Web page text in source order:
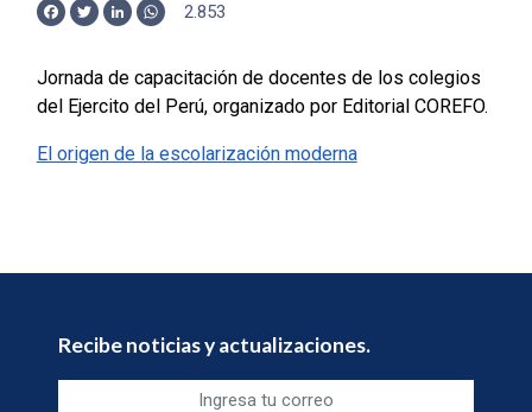
Facebook
TwitterLinkedInWhatsApp
2.853
Jornada de capacitación de docentes de los colegios
del Ejercito del Perú, organizado por Editorial COREFO.
El origen de la escolarización moderna
Recibe noticias y actualizaciones.